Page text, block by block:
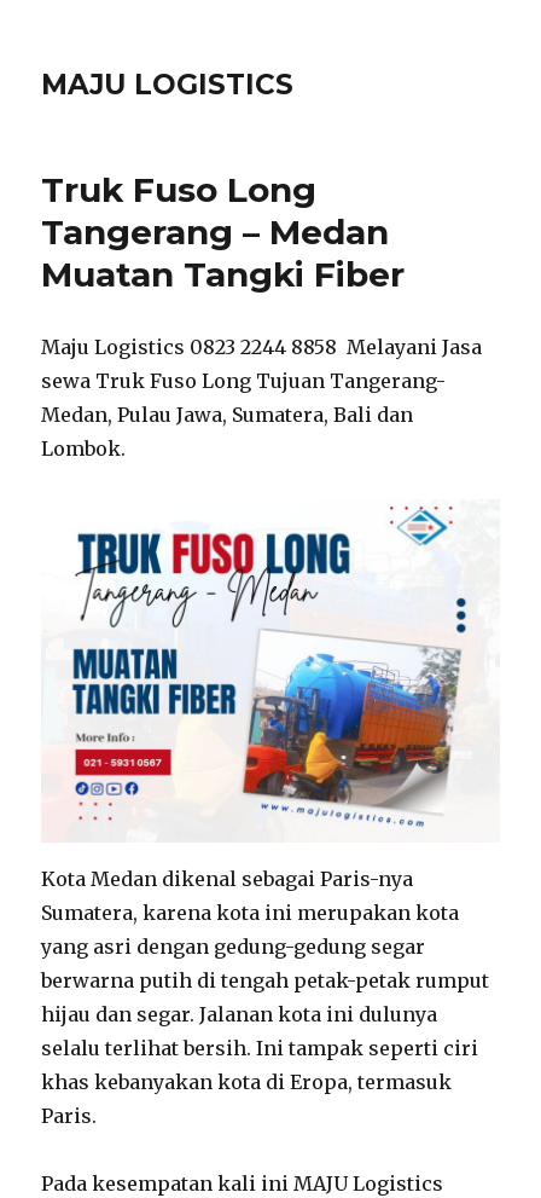
MAJU LOGISTICS
Truk Fuso Long
Tangerang – Medan
Muatan Tangki Fiber
Maju Logistics 0823 2244 8858 Melayani Jasa
sewa Truk Fuso Long Tujuan Tangerang-
Medan, Pulau Jawa, Sumatera, Bali dan
Lombok.
Kota Medan dikenal sebagai Paris-nya
Sumatera, karena kota ini merupakan kota
yang asri dengan gedung-gedung segar
berwarna putih di tengah petak-petak rumput
hijau dan segar. Jalanan kota ini dulunya
selalu terlihat bersih. Ini tampak seperti ciri
khas kebanyakan kota di Eropa, termasuk
Paris.
Pada kesempatan kali ini MAJU Logistics